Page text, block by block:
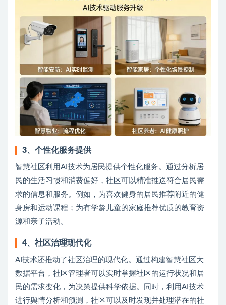
3、 个性化服务提供
智慧社区利用AI技术为居民提供个性化服务。通过分析居
民的生活习惯和消费偏好，社区可以精准推送符合居民需
求的信息和服务。例如，为喜欢健身的居民推荐附近的健
身房和运动课程；为有学龄儿童的家庭推荐优质的教育资
源和亲子活动。
4、 社区治理现代化
AI技术还推动了社区治理的现代化。通过构建智慧社区大
数据平台，社区管理者可以实时掌握社区的运行状况和居
民的需求变化，为决策提供科学依据。同时，利用AI技术
进行舆情分析和预测，社区可以及时发现并处理潜在的社